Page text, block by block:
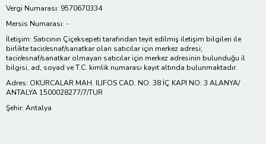
Vergi Numarası: 9570670334
Mersis Numarası: -
İletişim: Satıcının Çiçeksepeti tarafından teyit edilmiş iletişim bilgileri ile
birlikte tacir/esnaf/sanatkar olan satıcılar için merkez adresi;
tacir/esnaf/sanatkar olmayan satıcılar için merkez adresinin bulunduğu il
bilgisi, ad, soyad ve T.C. kimlik numarası kayıt altında bulunmaktadır.
Adres: OKURCALAR MAH. ILIFOS CAD. NO: 38 İÇ KAPI NO: 3 ALANYA/
ANTALYA 1500028277/7/TUR
Şehir: Antalya